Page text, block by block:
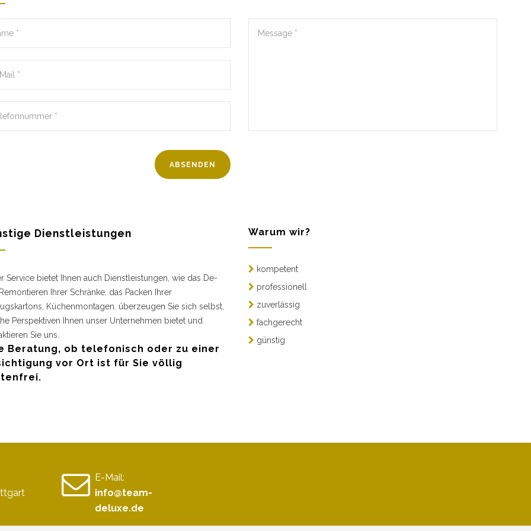
Dienstleistungen
Service bietet Ihnen auch Dienstleistungen, wie das De-
Ihrer Schränke, das Packen Ihrer
Küchenmontagen. überzeugen Sie sich selbst,
Perspektiven Ihnen unser Unternehmen bietet und
Sie uns.
Beratung, ob telefonisch oder zu einer
vor Ort ist für Sie völlig
Warum wir?
kompetent
professionell
zuverlässig
fachgerecht
günstig
E-Mail:
info@team-
deluxe.de